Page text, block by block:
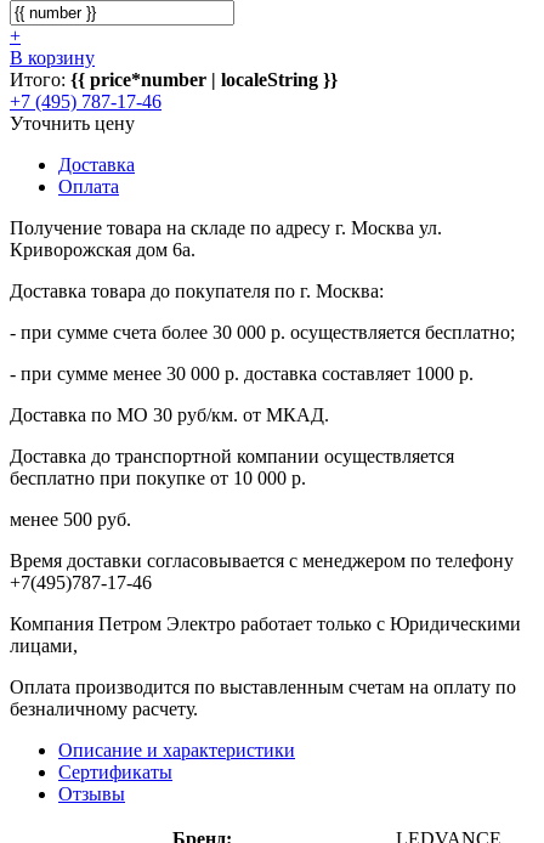
+
В корзину
Итого: {{ price*number | localeString }}
+7 (495) 787-17-46
Уточнить цену
Доставка
Оплата
Получение товара на складе по адресу г. Москва ул.
Криворожская дом 6а.
Доставка товара до покупателя по г. Москва:
- при сумме счета более 30 000 р. осуществляется бесплатно;
- при сумме менее 30 000 р. доставка составляет 1000 р.
Доставка по МО 30 руб/км. от МКАД.
Доставка до транспортной компании осуществляется
бесплатно при покупке от 10 000 р.
менее 500 руб.
Время доставки согласовывается с менеджером по телефону
+7(495)787-17-46
Компания Петром Электро работает только с Юридическими
лицами,
Оплата производится по выставленным счетам на оплату по
безналичному расчету.
Описание и характеристики
Сертификаты
Отзывы
Бренд: LEDVANCE